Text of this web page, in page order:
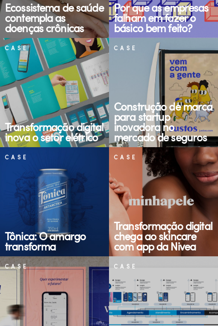
Ecossistema de saúde
contempla as
doenças crônicas
Por que as empresas
falham em fazer o
básico bem feito?
CASE
Transformação digital
inova o setor elétrico
CASE
Construção de marca
para startup
inovadora no
mercado de seguros
CASE
Tônica: O amargo
transforma
CASE
Transformação digital
chega ao skincare
com app da Nivea
CASE CASE